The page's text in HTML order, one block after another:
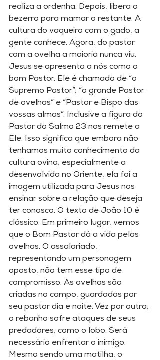
realiza a ordenha. Depois, libera o
bezerro para mamar o restante. A
cultura do vaqueiro com o gado, a
gente conhece. Agora, do pastor
com a ovelha a maioria nunca viu.
Jesus se apresenta a nós como o
bom Pastor. Ele é chamado de “o
Supremo Pastor”, “o grande Pastor
de ovelhas” e “Pastor e Bispo das
vossas almas”. Inclusive a figura do
Pastor do Salmo 23 nos remete a
Ele. Isso significa que embora não
tenhamos muito conhecimento da
cultura ovina, especialmente a
desenvolvida no Oriente, ela foi a
imagem utilizada para Jesus nos
ensinar sobre a relação que deseja
ter conosco. O texto de João 10 é
clássico. Em primeiro lugar, vemos
que o Bom Pastor dá a vida pelas
ovelhas. O assalariado,
representando um personagem
oposto, não tem esse tipo de
compromisso. As ovelhas são
criadas no campo, guardadas por
seu pastor dia e noite. Vez por outra,
o rebanho sofre ataques de seus
predadores, como o lobo. Será
necessário enfrentar o inimigo.
Mesmo sendo uma matilha, o